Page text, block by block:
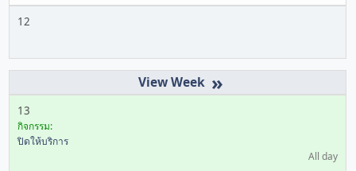
12
»
13
กิจกรรม:
ปิดให้บริการ
All day